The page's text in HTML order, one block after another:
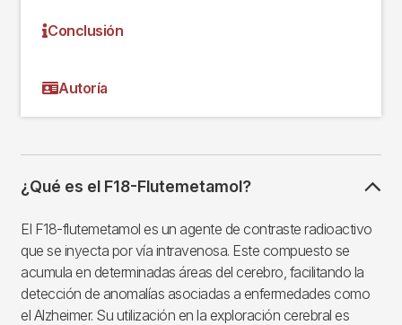
Conclusión
Autoría
¿Qué es el F18-Flutemetamol?
El F18-flutemetamol es un agente de contraste radioactivo
que se inyecta por vía intravenosa. Este compuesto se
acumula en determinadas áreas del cerebro, facilitando la
detección de anomalías asociadas a enfermedades como
el Alzheimer. Su utilización en la exploración cerebral es